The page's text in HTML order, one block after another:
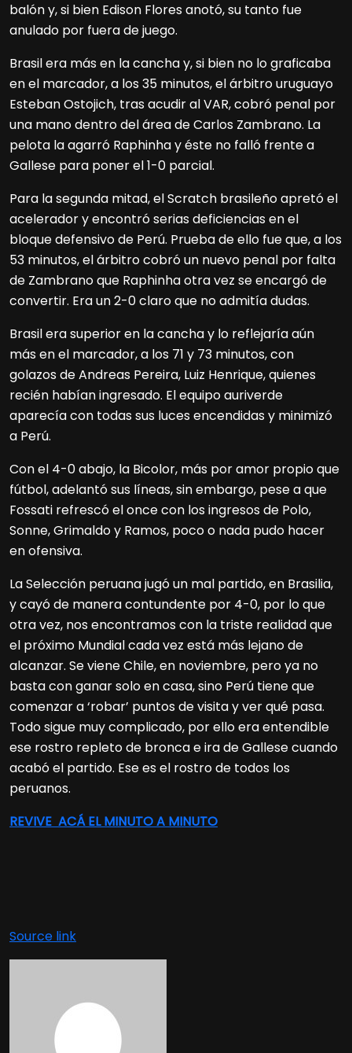
balón y, si bien Edison Flores anotó, su tanto fue
anulado por fuera de juego.
Brasil era más en la cancha y, si bien no lo graficaba
en el marcador, a los 35 minutos, el árbitro uruguayo
Esteban Ostojich, tras acudir al VAR, cobró penal por
una mano dentro del área de Carlos Zambrano. La
pelota la agarró Raphinha y éste no falló frente a
Gallese para poner el 1-0 parcial.
Para la segunda mitad, el Scratch brasileño apretó el
acelerador y encontró serias deficiencias en el
bloque defensivo de Perú. Prueba de ello fue que, a los
53 minutos, el árbitro cobró un nuevo penal por falta
de Zambrano que Raphinha otra vez se encargó de
convertir. Era un 2-0 claro que no admitía dudas.
Brasil era superior en la cancha y lo reflejaría aún
más en el marcador, a los 71 y 73 minutos, con
golazos de Andreas Pereira, Luiz Henrique, quienes
recién habían ingresado. El equipo auriverde
aparecía con todas sus luces encendidas y minimizó
a Perú.
Con el 4-0 abajo, la Bicolor, más por amor propio que
fútbol, adelantó sus líneas, sin embargo, pese a que
Fossati refrescó el once con los ingresos de Polo,
Sonne, Grimaldo y Ramos, poco o nada pudo hacer
en ofensiva.
La Selección peruana jugó un mal partido, en Brasilia,
y cayó de manera contundente por 4-0, por lo que
otra vez, nos encontramos con la triste realidad que
el próximo Mundial cada vez está más lejano de
alcanzar. Se viene Chile, en noviembre, pero ya no
basta con ganar solo en casa, sino Perú tiene que
comenzar a ‘robar’ puntos de visita y ver qué pasa.
Todo sigue muy complicado, por ello era entendible
ese rostro repleto de bronca e ira de Gallese cuando
acabó el partido. Ese es el rostro de todos los
peruanos.
REVIVE ACÁ EL MINUTO A MINUTO
Source link